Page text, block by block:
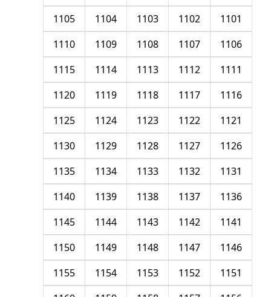
1101
1102
1103
1104
1105
1106
1107
1108
1109
1110
1111
1112
1113
1114
1115
1116
1117
1118
1119
1120
1121
1122
1123
1124
1125
1126
1127
1128
1129
1130
1131
1132
1133
1134
1135
1136
1137
1138
1139
1140
1141
1142
1143
1144
1145
1146
1147
1148
1149
1150
1151
1152
1153
1154
1155